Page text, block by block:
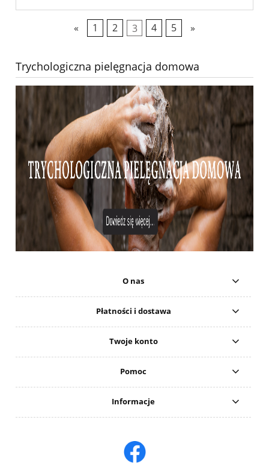
« 1 2 3 4 5 »
Trychologiczna pielęgnacja domowa
O nas
Płatności i dostawa
Twoje konto
Pomoc
Informacje